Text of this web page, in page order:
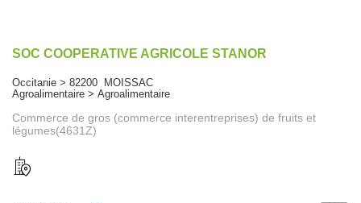
SOC COOPERATIVE AGRICOLE STANOR
Occitanie > 82200 MOISSAC
Agroalimentaire > Agroalimentaire
Commerce de gros (commerce interentreprises) de fruits et
légumes(4631Z)